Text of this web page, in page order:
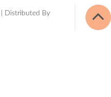
| Distributed By